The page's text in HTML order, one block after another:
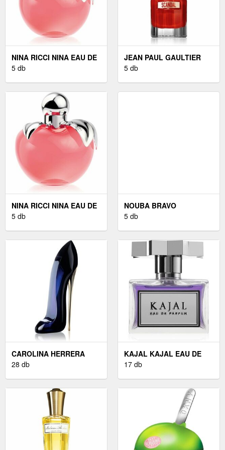
NINA RICCI NINA EAU DE
TOILETTE HÖLGYEKNEK
5 db
JEAN PAUL GAULTIER
SCANDAL EAU DE
5 db
NINA RICCI NINA EAU DE
TOILETTE HÖLGYEKNEK
5 db
NOUBA BRAVO
CONCEALER
5 db
CAROLINA HERRERA
GOOD GIRL EAU DE
28 db
KAJAL KAJAL EAU DE
PARFUM UNISEX 100 ML
17 db